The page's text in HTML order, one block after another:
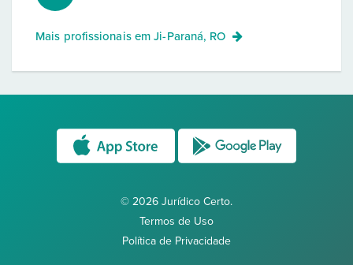
Mais profissionais emJi-Paraná, RO
© 2026 Jurídico Certo.
Termos de Uso
Política de Privacidade